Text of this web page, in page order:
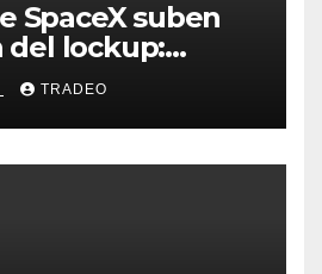
SpaceX suben
del lockup:
podrían llegar
TRADEO